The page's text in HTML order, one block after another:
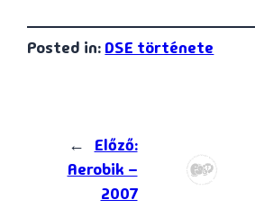
Posted in: DSE története
←
Előző:
Aerobik –
2007